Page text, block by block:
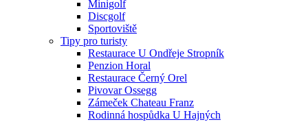
Minigolf
Discgolf
Sportoviště
Tipy pro turisty
Restaurace U Ondřeje Stropník
Penzion Horal
Restaurace Černý Orel
Pivovar Ossegg
Zámeček Chateau Franz
Rodinná hospůdka U Hajných